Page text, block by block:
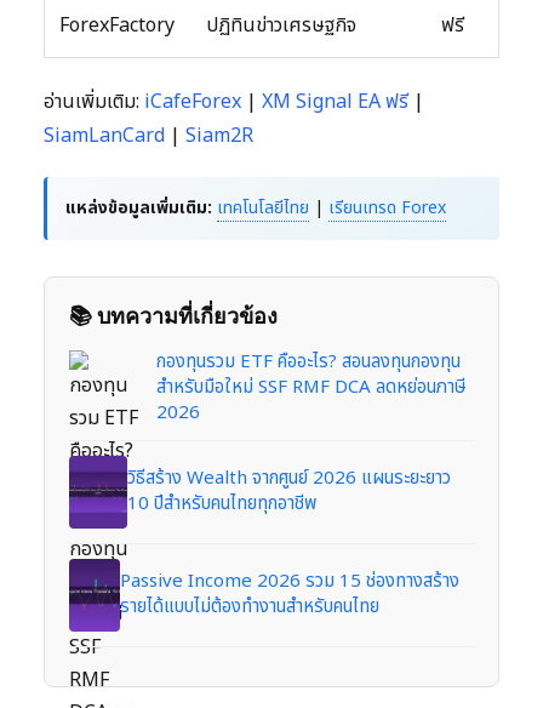
ForexFactory ปฏิทินข่าวเศรษฐกิจ ฟรี
อ่านเพิ่มเติม: iCafeForex | XM Signal EA ฟรี|
SiamLanCard | Siam2R
แหล่งข้อมูลเพิ่มเติม: เทคโนโลยีไทย | เรียนเทรด Forex
📚 บทความที่เกี่ยวข้อง
กองทุนรวม ETF คืออะไร? สอนลงทุนกองทุน
สำหรับมือใหม่ SSF RMF DCA ลดหย่อนภาษี
2026
วิธีสร้าง Wealth จากศูนย์ 2026 แผนระยะยาว
10 ปีสำหรับคนไทยทุกอาชีพ
Passive Income 2026 รวม 15 ช่องทางสร้าง
รายได้แบบไม่ต้องทำงานสำหรับคนไทย